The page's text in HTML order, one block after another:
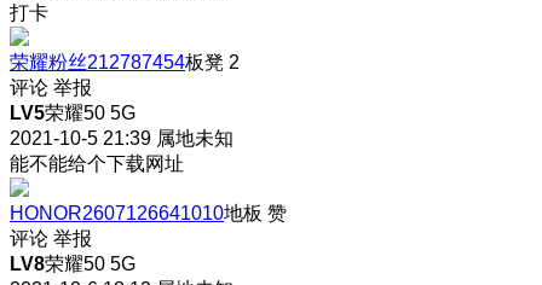
打卡
荣耀粉丝212787454板凳 2
评论 举报
LV5荣耀50 5G
2021-10-5 21:39 属地未知
能不能给个下载网址
HONOR2607126641010地板 赞
评论 举报
LV8荣耀50 5G